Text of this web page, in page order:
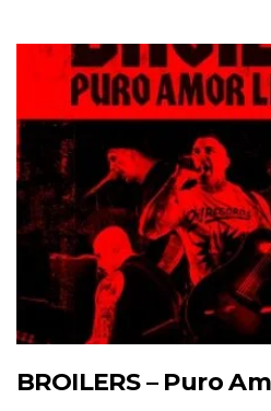
BROILERS – Puro